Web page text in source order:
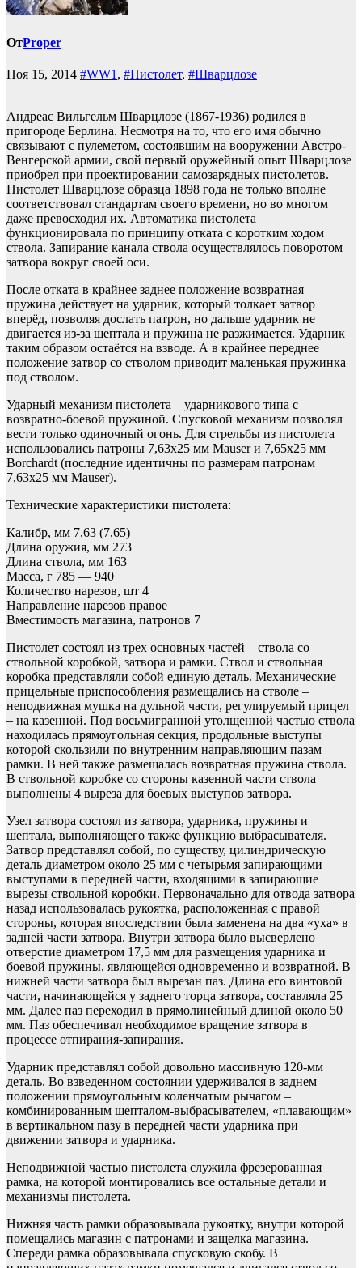
ОтProper
Ноя 15, 2014 #WW1, #Пистолет, #Шварцлозе
Андреас Вильгельм Шварцлозе (1867-1936) родился в
пригороде Берлина. Несмотря на то, что его имя обычно
связывают с пулеметом, состоявшим на вооружении Австро-
Венгерской армии, свой первый оружейный опыт Шварцлозе
приобрел при проектировании самозарядных пистолетов.
Пистолет Шварцлозе образца 1898 года не только вполне
соответствовал стандартам своего времени, но во многом
даже превосходил их. Автоматика пистолета
функционировала по принципу отката с коротким ходом
ствола. Запирание канала ствола осуществлялось поворотом
затвора вокруг своей оси.
После отката в крайнее заднее положение возвратная
пружина действует на ударник, который толкает затвор
вперёд, позволяя дослать патрон, но дальше ударник не
двигается из-за шептала и пружина не разжимается. Ударник
таким образом остаётся на взводе. А в крайнее переднее
положение затвор со стволом приводит маленькая пружинка
под стволом.
Ударный механизм пистолета – ударникового типа с
возвратно-боевой пружиной. Спусковой механизм позволял
вести только одиночный огонь. Для стрельбы из пистолета
использовались патроны 7,63х25 мм Mauser и 7,65х25 мм
Borchardt (последние идентичны по размерам патронам
7,63х25 мм Mauser).
Технические характеристики пистолета:
Калибр, мм 7,63 (7,65)
Длина оружия, мм 273
Длина ствола, мм 163
Масса, г 785 — 940
Количество нарезов, шт 4
Направление нарезов правое
Вместимость магазина, патронов 7
Пистолет состоял из трех основных частей – ствола со
ствольной коробкой, затвора и рамки. Ствол и ствольная
коробка представляли собой единую деталь. Механические
прицельные приспособления размещались на стволе –
неподвижная мушка на дульной части, регулируемый прицел
– на казенной. Под восьмигранной утолщенной частью ствола
находилась прямоугольная секция, продольные выступы
которой скользили по внутренним направляющим пазам
рамки. В ней также размещалась возвратная пружина ствола.
В ствольной коробке со стороны казенной части ствола
выполнены 4 выреза для боевых выступов затвора.
Узел затвора состоял из затвора, ударника, пружины и
шептала, выполняющего также функцию выбрасывателя.
Затвор представлял собой, по существу, цилиндрическую
деталь диаметром около 25 мм с четырьмя запирающими
выступами в передней части, входящими в запирающие
вырезы ствольной коробки. Первоначально для отвода затвора
назад использовалась рукоятка, расположенная с правой
стороны, которая впоследствии была заменена на два «уха» в
задней части затвора. Внутри затвора было высверлено
отверстие диаметром 17,5 мм для размещения ударника и
боевой пружины, являющейся одновременно и возвратной. В
нижней части затвора был вырезан паз. Длина его винтовой
части, начинающейся у заднего торца затвора, составляла 25
мм. Далее паз переходил в прямолинейный длиной около 50
мм. Паз обеспечивал необходимое вращение затвора в
процессе отпирания-запирания.
Ударник представлял собой довольно массивную 120-мм
деталь. Во взведенном состоянии удерживался в заднем
положении прямоугольным коленчатым рычагом –
комбинированным шепталом-выбрасывателем, «плавающим»
в вертикальном пазу в передней части ударника при
движении затвора и ударника.
Неподвижной частью пистолета служила фрезерованная
рамка, на которой монтировались все остальные детали и
механизмы пистолета.
Нижняя часть рамки образовывала рукоятку, внутри которой
помещались магазин с патронами и защелка магазина.
Спереди рамка образовывала спусковую скобу. В